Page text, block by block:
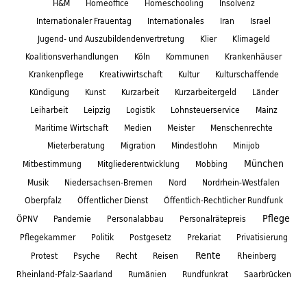
H&M
Homeoffice Homeschooling
Insolvenz
Internationaler Frauentag
Internationales Iran
Israel
Jugend- und Auszubildendenvertretung
Klier
Klimageld
Koalitionsverhandlungen
Köln Kommunen
Krankenhäuser
Krankenpflege
Kreativwirtschaft Kultur
Kulturschaffende
Kündigung
Kunst Kurzarbeit Kurzarbeitergeld
Länder
Leiharbeit
Leipzig Logistik Lohnsteuerservice
Mainz
Maritime Wirtschaft
Medien Meister
Menschenrechte
Mieterberatung
Migration Mindestlohn
Minijob
Mitbestimmung
Mitgliederentwicklung Mobbing München
Musik Niedersachsen-Bremen Nord
Nordrhein-Westfalen
Oberpfalz
Öffentlicher Dienst
Öffentlich-Rechtlicher Rundfunk
ÖPNV
Pandemie Personalabbau Personalrätepreis Pflege
Pflegekammer Politik Postgesetz Prekariat
Privatisierung
Protest
Psyche Recht Reisen Rente
Rheinberg
Rheinland-Pfalz-Saarland
Rumänien Rundfunkrat Saarbrücken